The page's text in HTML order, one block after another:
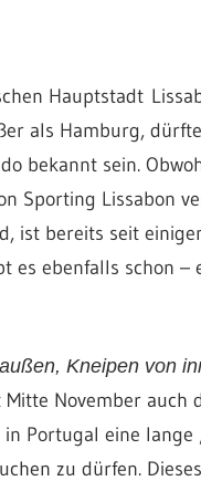
Hauptstadt
als Hamburg,
bekannt sein.
Sporting Lissabon
ist bereits seit
es ebenfalls schon –
Kneipen von
November auch
Portugal eine lange
zu dürfen.